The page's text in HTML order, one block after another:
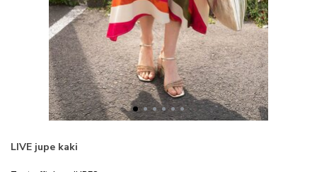
LIVE jupe kaki